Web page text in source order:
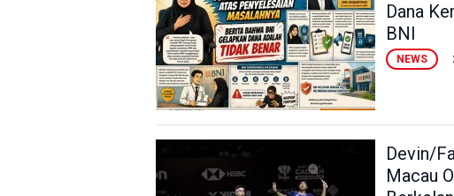
Dana
BNI
NEWS
Devin/
Macau